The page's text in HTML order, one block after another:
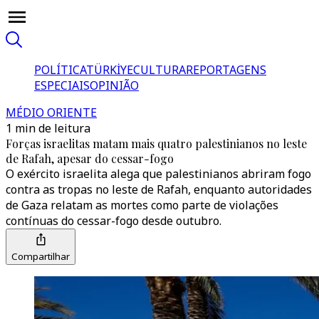
POLÍTICATÜRKİYECULTURAREPORTAGENS
ESPECIAISOPINIÃO
MÉDIO ORIENTE
1 min de leitura
Forças israelitas matam mais quatro palestinianos no leste
de Rafah, apesar do cessar-fogo
O exército israelita alega que palestinianos abriram fogo
contra as tropas no leste de Rafah, enquanto autoridades
de Gaza relatam as mortes como parte de violações
contínuas do cessar-fogo desde outubro.
Compartilhar